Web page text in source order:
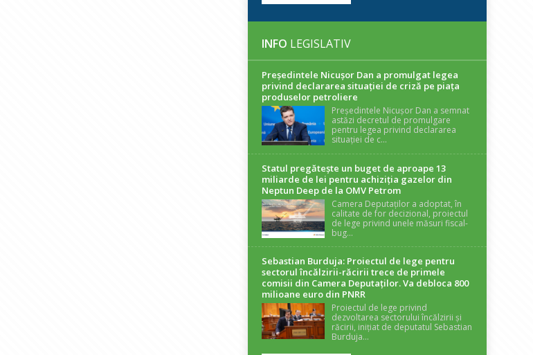
INFO LEGISLATIV
Președintele Nicuşor Dan a promulgat legea
privind declararea situaţiei de criză pe piaţa
produselor petroliere
Președintele Nicușor Dan a semnat
astăzi decretul de promulgare
pentru legea privind declararea
situației de c...
Statul pregătește un buget de aproape 13
miliarde de lei pentru achiziția gazelor din
Neptun Deep de la OMV Petrom
Camera Deputaților a adoptat, în
calitate de for decizional, proiectul
de lege privind unele măsuri fiscal-
bug...
Sebastian Burduja: Proiectul de lege pentru
sectorul încălzirii-răcirii trece de primele
comisii din Camera Deputaților. Va debloca 800
milioane euro din PNRR
Proiectul de lege privind
dezvoltarea sectorului încălzirii și
răcirii, inițiat de deputatul Sebastian
Burduja...